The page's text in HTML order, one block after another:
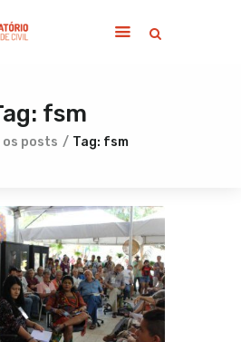
fsm
os posts Tag: fsm